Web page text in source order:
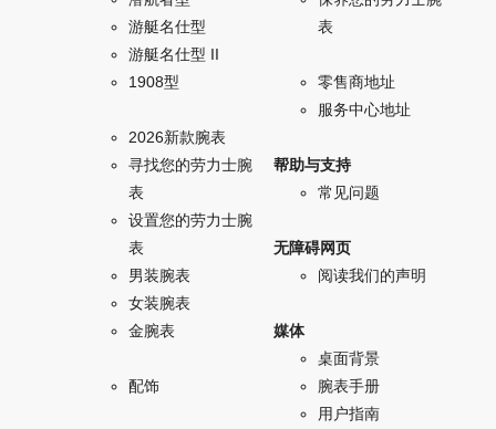
游艇名仕型
游艇名仕型 II
1908型
2026新款腕表
寻找您的劳力士腕
表
设置您的劳力士腕
表
男装腕表
女装腕表
金腕表
配饰
表
零售商地址
服务中心地址
帮助与支持
常见问题
无障碍网页
阅读我们的声明
媒体
桌面背景
腕表手册
用户指南